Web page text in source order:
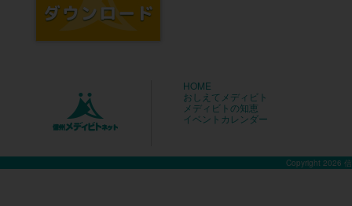
HOME
おしえてメディビト
メディビトの知恵
イベントカレンダー
Copyright 2026